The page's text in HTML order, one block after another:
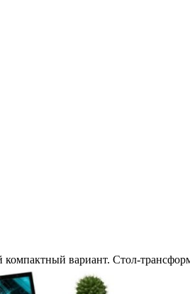
вариант. Стол-